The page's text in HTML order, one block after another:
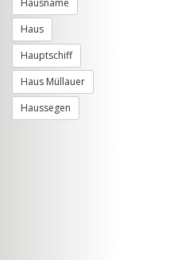
Hausname
Haus
Hauptschiff
Haus Müllauer
Haussegen